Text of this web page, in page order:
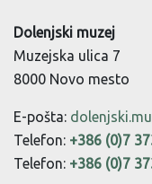
Dolenjski muzej
Muzejska ulica 7
8000 Novo mesto
E-pošta:
Telefon: +386 (0)7
Telefon: +386 (0)7